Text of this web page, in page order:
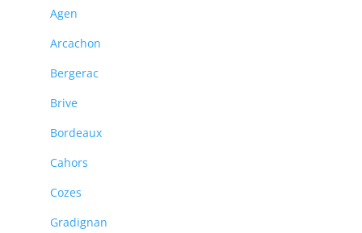
Agen
Arcachon
Bergerac
Brive
Bordeaux
Cahors
Cozes
Gradignan